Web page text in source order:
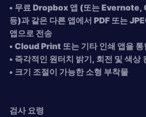
• 무료 Dropbox 앱 (또는
등)과 같은 다른 앱에서 PDF 또는
앱으로 전송
• Cloud Print 또는 기타 인쇄 앱을 통
• 즉각적인 원터치 밝기, 회전 및 색상
• 크기 조절이 가능한 소형 부착물
검사 요령